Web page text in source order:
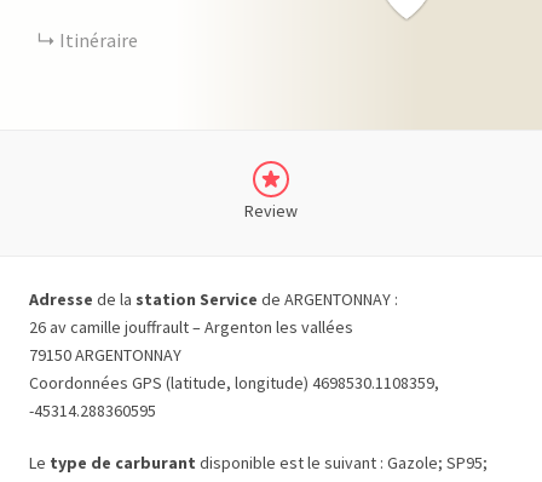
Itinéraire
Review
Adresse de la station Service de ARGENTONNAY :
26 av camille jouffrault – Argenton les vallées
79150 ARGENTONNAY
Coordonnées GPS (latitude, longitude) 4698530.1108359,
-45314.288360595
Le type de carburant disponible est le suivant : Gazole; SP95;